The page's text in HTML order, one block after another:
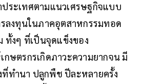
ระเทศตามแนวเศรษฐกิจแบบ
ลงทุนในภาคอุตสาหกรรมทอด
ทั้งๆ ที่เป็นจุดแข็งของ
กษตรกรเกิดภาวะความยากจน มี
ทำนา ปลูกพืช ปีละหลายครั้ง